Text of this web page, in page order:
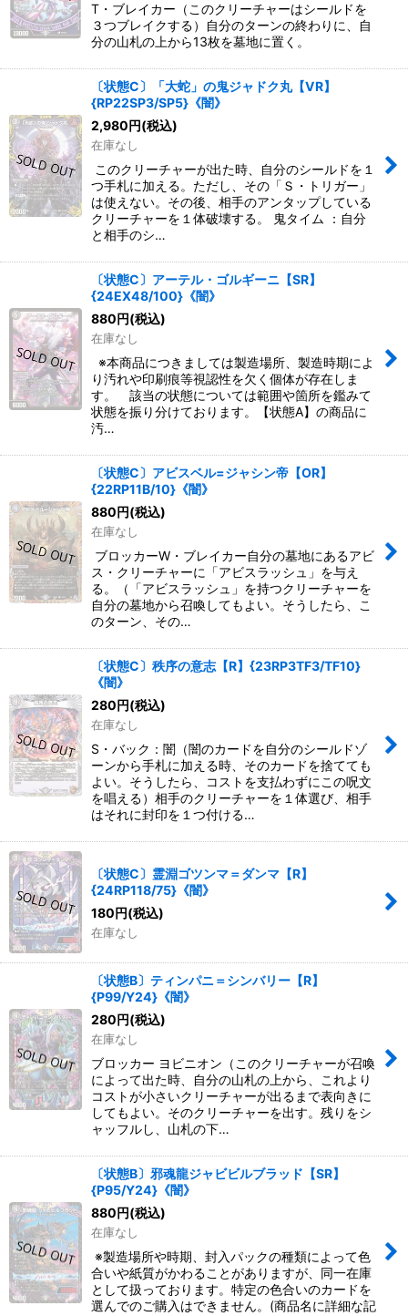
T・ブレイカー（このクリーチャーはシールドを
３つブレイクする）自分のターンの終わりに、自
分の山札の上から13枚を墓地に置く。
〔状態C〕「大蛇」の鬼ジャドク丸【VR】
{RP22SP3/SP5}《闇》
2,980 円(税込)
在庫なし
このクリーチャーが出た時、自分のシールドを１
つ手札に加える。ただし、その「Ｓ・トリガー」
は使えない。その後、相手のアンタップしている
クリーチャーを１体破壊する。 鬼タイム ：自分
と相手のシ…
〔状態C〕アーテル・ゴルギーニ【SR】
{24EX48/100}《闇》
880 円(税込)
在庫なし
※本商品につきましては製造場所、製造時期によ
り汚れや印刷痕等視認性を欠く個体が存在しま
す。 該当の状態については範囲や箇所を鑑みて
状態を振り分けております。【状態A】の商品に
汚…
〔状態C〕アビスベル=ジャシン帝【OR】
{22RP11B/10}《闇》
880 円(税込)
在庫なし
ブロッカーW・ブレイカー自分の墓地にあるアビ
ス・クリーチャーに「アビスラッシュ」を与え
る。（「アビスラッシュ」を持つクリーチャーを
自分の墓地から召喚してもよい。そうしたら、こ
のターン、その…
〔状態C〕秩序の意志【R】{23RP3TF3/TF10}
《闇》
280 円(税込)
在庫なし
S・バック：闇（闇のカードを自分のシールドゾ
ーンから手札に加える時、そのカードを捨てても
よい。そうしたら、コストを支払わずにこの呪文
を唱える）相手のクリーチャーを１体選び、相手
はそれに封印を１つ付ける…
〔状態C〕霊淵ゴツンマ＝ダンマ【R】
{24RP118/75}《闇》
180円(税込)
在庫なし
〔状態B〕ティンパニ＝シンバリー【R】
{P99/Y24}《闇》
280円(税込)
在庫なし
ブロッカー ヨビニオン（このクリーチャーが召喚
によって出た時、自分の山札の上から、これより
コストが小さいクリーチャーが出るまで表向きに
してもよい。そのクリーチャーを出す。残りをシ
ャッフルし、山札の下…
〔状態B〕邪魂龍ジャビビルブラッド【SR】
{P95/Y24}《闇》
880円(税込)
在庫なし
※製造場所や時期、封入パックの種類によって色
合いや紙質がかわることがありますが、同一在庫
として扱っております。特定の色合いのカードを
選んでのご購入はできません。(商品名に詳細な記